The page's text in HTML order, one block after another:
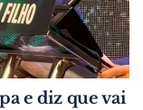
e diz que vai